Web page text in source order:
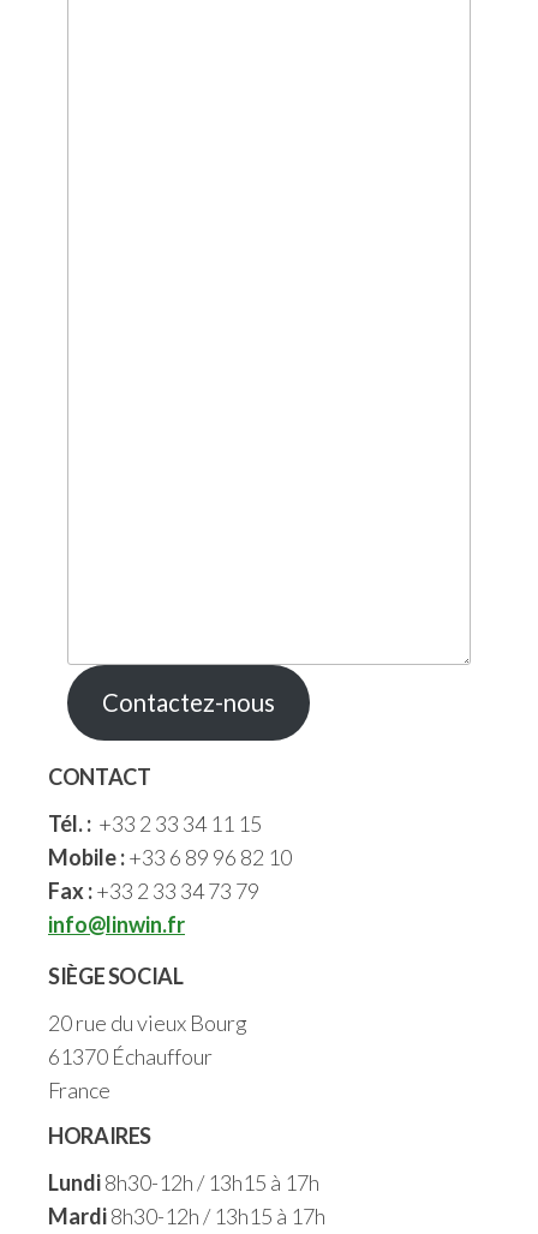
Contactez-nous
CONTACT
Tél. : +33 2 33 34 11 15
Mobile :+33 6 89 96 82 10
Fax :+33 2 33 34 73 79
info@linwin.fr
SIÈGE SOCIAL
20 rue du vieux Bourg
61370 Échauffour
France
HORAIRES
Lundi8h30-12h / 13h15 à 17h
Mardi8h30-12h / 13h15 à 17h